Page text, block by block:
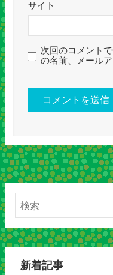
サイト
次回のコメント
の名前、メール
新着記事